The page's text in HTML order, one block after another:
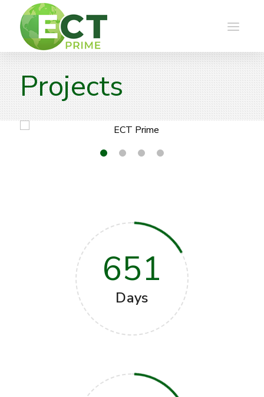
Projects
651
Days